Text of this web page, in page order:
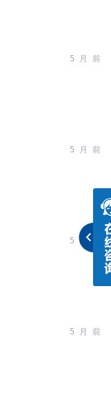
5 月 前
5 月 前
5 月 前
5 月 前